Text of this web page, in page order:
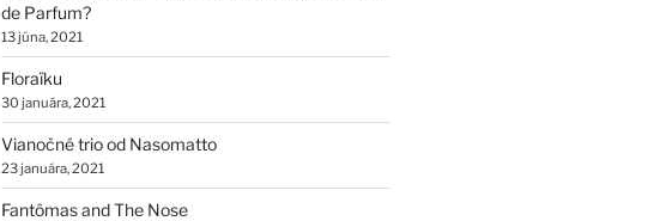
de Parfum?
13 júna, 2021
Floraïku
30 januára, 2021
Vianočné trio od Nasomatto
23 januára, 2021
Fantômas and The Nose